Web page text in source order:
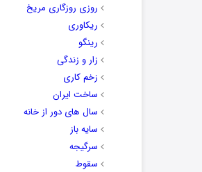
روزی روزگاری مریخ
ریکاوری
رینگو
زار و زندگی
زخم کاری
ساخت ایران
سال های دور از خانه
سایه باز
سرگیجه
سقوط